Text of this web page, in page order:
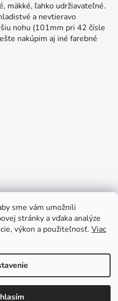
sme vám umožnili
stránky a vďaka analýze
výkon a použiteľnosť. Viac
mäkké, ľahko udržiavateľné.
a nevtieravo
nohu (101mm pri 42 čísle
nakúpim aj iné farebné